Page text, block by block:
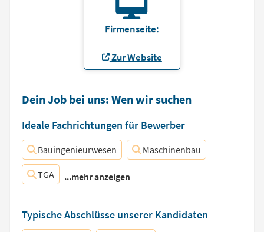
Firmenseite:
Zur Website
Dein Job bei uns: Wen wir suchen
Ideale Fachrichtungen für Bewerber
Bauingenieurwesen Maschinenbau
TGA ...mehr anzeigen
Typische Abschlüsse unserer Kandidaten